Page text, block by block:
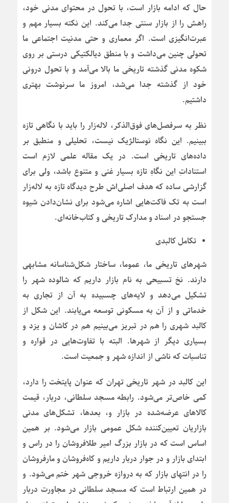
حال که ادامه بازار است، با تحول در محتوای مدنی خود،
راهش را از بازار سنتی جدا می‌کند. این نکته بسیار مهم و
عبرت‌انگیزی است. اگر معماری و حتی مدنیت اجتماعی ما
تحولی چنین می‌داشت و با منطق دیالکتیکی درستی بر روی
شکوه مدنی گذشته تاریخی ما بالا می‌آمد و با تحول درونی
خود از گذشته جدا می‌شد، امروز ما سرنوشت بهتری
داشتیم.
نظر به سرفصل‌های فوق‌الذکر، لاله‌زار را باید با نگاهی تازه
ببینیم. این نگاه نوستالژیک نیست، تحلیلی و منطبق بر
داده‌های تاریخی است. در یک مقاله علمی لازم است
استناداتِ این نگاهِ تازه بسیار غنی و متنوع باشد، ولی برای
گزارشی ساده که هدف اصلی‌اش طرح دیدگاه تازه به لاله‌زار
است به تک فاکت‌هایی اشاره می‌شود برای نشان‌دادن شیوه
جستجو در اسناد و مدارک تاریخی و کتاب‌خانه‌ای.
تکامل کالبدی
شهرهای تاریخی ما، عموما، ساختار شکل‌شناسانه مشابهی
دارند. نخ تسبیحی به نام بازار داریم که شالوده شهر را
تشکیل می‌دهد و لایه‌های چسبیده به آن از تجاری به
خدماتی و از آن به مسکونی توسعه می‌یابند. این شکل از
کالبد شهری را هم در تبریز می‌بینیم هم در کاشان و یزد و
بسیاری دیگر از شهرها. البته با تفاوت‌هایی در قواره و
تناسبات که ناشی از اندازه شهر و جمعیت است.
این کالبد در شهر تاریخی تهران که عنوان پایتخت را دارد،
کمی خاص‌تر می‌شود. رابطه مسجد سلطانی، دربار، قیمت
کالاهای عرضه‌شده در بازار و، بعدها، تشکل‌های مدنی
بازاریان تعیین‌کننده شکل عمومی بازار می‌شود. بر همین
اساس است که در بازار بزرگ امیر طلافروشان را در راس و
ابتدای بازار و در جوار دربار داریم و کاه‌فروشان و مارفروشان
را در انتهای بازار که به دروازه خروجی شهر ختم می‌شود. و
در همین ارتباط است که مسجد سلطانی در مجاورت دربار